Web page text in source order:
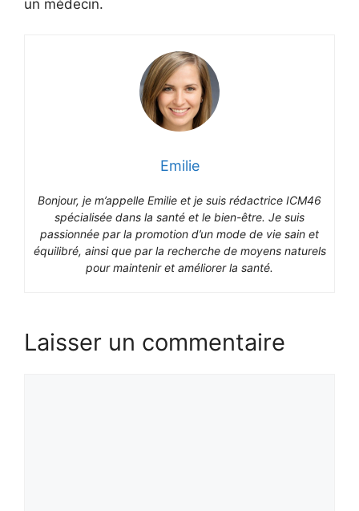
un médecin.
Emilie
Bonjour, je m’appelle Emilie et je suis rédactrice ICM46
spécialisée dans la santé et le bien-être. Je suis
passionnée par la promotion d’un mode de vie sain et
équilibré, ainsi que par la recherche de moyens naturels
pour maintenir et améliorer la santé.
Laisser un commentaire